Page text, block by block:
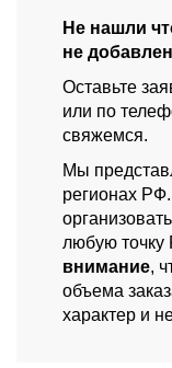
Не нашли
не
Оставьте
или по
свяжемся.
Мы
регионах
любую точку
внимание,
объема
характер и